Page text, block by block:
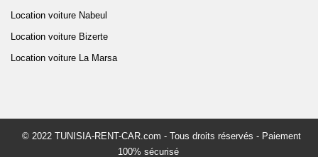
Location voiture Nabeul
Location voiture Bizerte
Location voiture La Marsa
© 2022 TUNISIA-RENT-CAR.com - Tous droits réservés - Paiement
100% sécurisé